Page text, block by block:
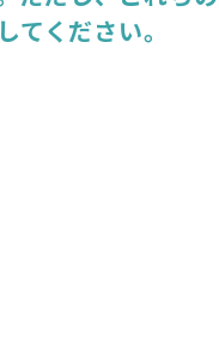
ください。